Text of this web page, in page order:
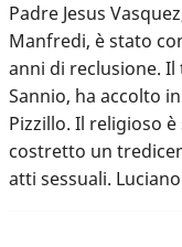
Padre Jesus
Manfredi, è stato
anni di reclusione.
Sannio, ha accolto
Pizzillo. Il religioso
costretto un
atti sessuali.